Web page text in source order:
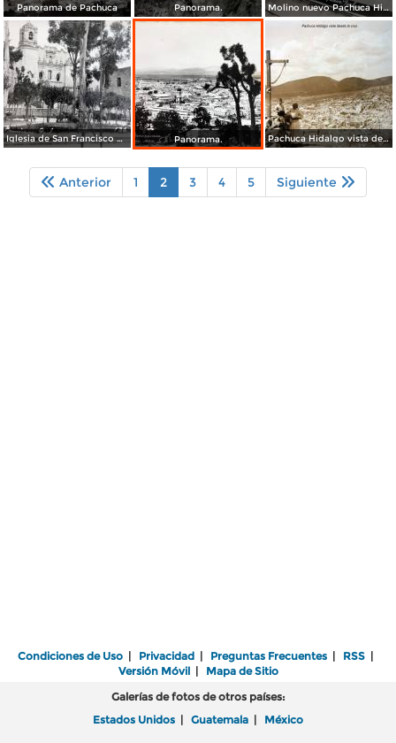
Panorama de Pachuca Panorama. Molino nuevo Pachuca Hidalgo .
Iglesia de San Francisco Pachuca Hidalgo . Panorama. Pachuca Hidalgo vista desde la cruz.
Anterior 1 2 3 4 5 Siguiente
Condiciones de Uso | Privacidad | Preguntas Frecuentes | RSS |
Versión Móvil| Mapa de Sitio
Galerías de fotos de otros países:
Estados Unidos | Guatemala | México